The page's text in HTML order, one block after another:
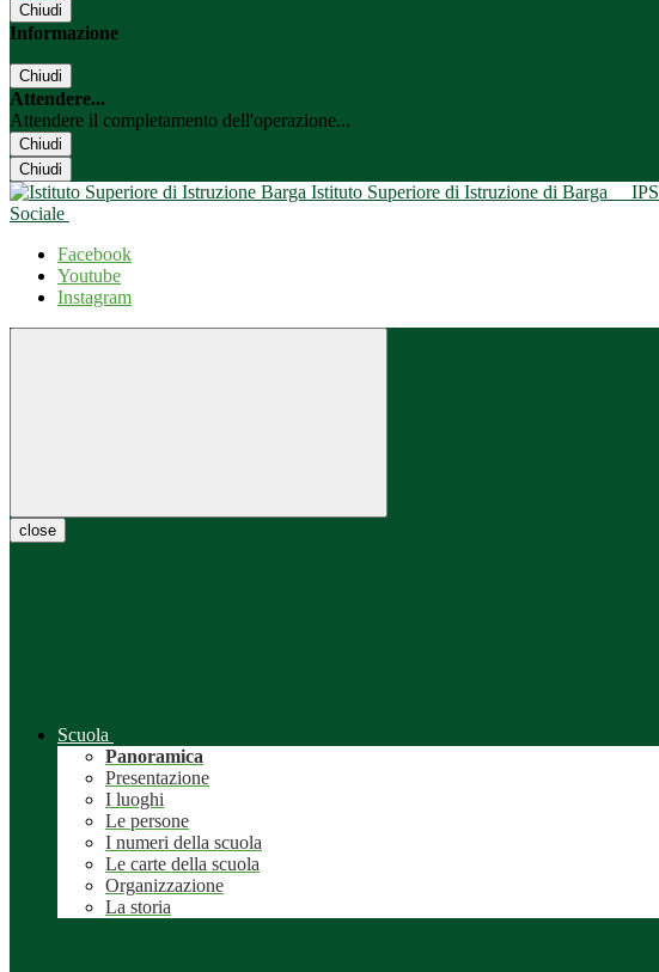
Chiudi
Informazione
Chiudi
Attendere...
Attendere il completamento dell'operazione...
Chiudi
Chiudi
Istituto Superiore di Istruzione di Barga
Sociale
Facebook
Youtube
Instagram
close
Scuola
Panoramica
Presentazione
I luoghi
Le persone
I numeri della scuola
Le carte della scuola
Organizzazione
La storia